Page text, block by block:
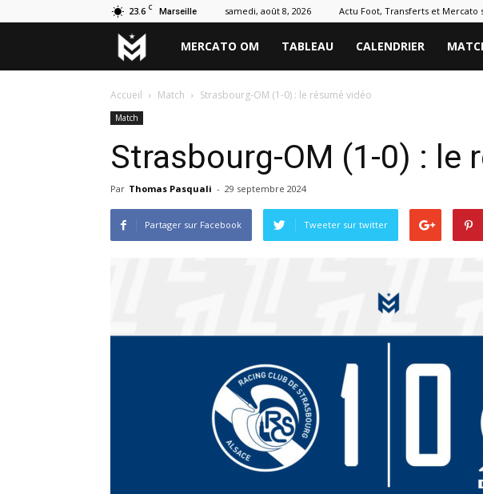
23.6 C Marseille samedi, août 8, 2026 Actu Foot, Transferts et Mercato
Marseille
Mercato
MERCATO OM TABLEAU CALENDRIER
Accueil Match Strasbourg-OM (1-0) : le résumé vidéo
Match
Strasbourg-OM (1-0) : le
Par Thomas Pasquali - 29 septembre 2024
Partager sur Facebook Tweeter sur twitter